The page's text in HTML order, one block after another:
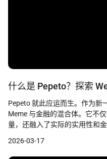
什么是 Pepeto？探索
Pepeto 就此应运而生。作为新
Meme 与金融的混合体。它不
量，还融入了实际的实用性和
Meme 生态系统迈进。让我们
Web3 金融规则的。
2026-03-17